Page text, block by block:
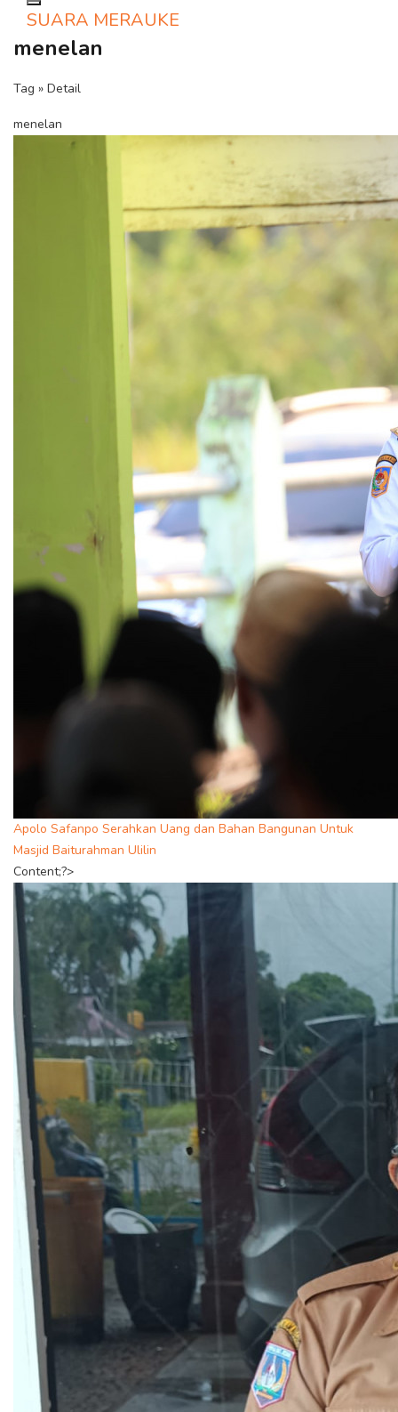
Toggle navigation
SUARA MERAUKE
menelan
Tag » Detail
menelan
Apolo Safanpo Serahkan Uang dan Bahan Bangunan Untuk
Masjid Baiturahman Ulilin
Content;?>